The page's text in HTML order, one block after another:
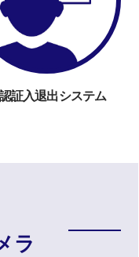
証入退出システム
ラ